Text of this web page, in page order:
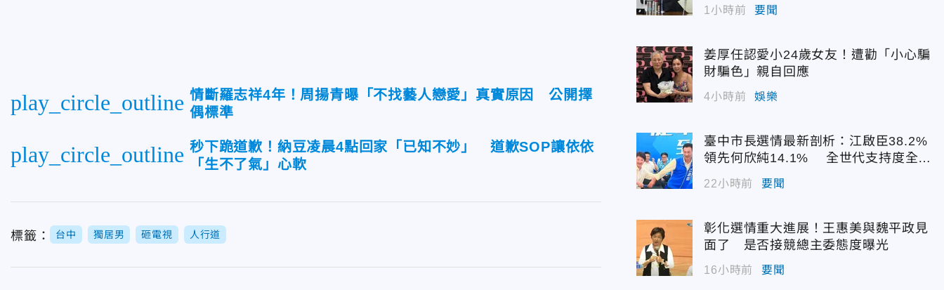
play_circle_outline 情斷羅志祥4年！周揚青曝「不找藝人戀愛」真實原因 公開擇
偶標準
play_circle_outline 秒下跪道歉！納豆凌晨4點回家「已知不妙」 道歉SOP讓依依
「生不了氣」心軟
標籤： 台中 獨居男 砸電視 人行道
1小時前 要聞
姜厚任認愛小24歲女友！遭勸「小心騙
財騙色」親自回應
4小時前 娛樂
臺中市長選情最新剖析：江啟臣38.2%
領先何欣純14.1% 全世代支持度全面
居首
22小時前 要聞
彰化選情重大進展！王惠美與魏平政見
面了 是否接競總主委態度曝光
16小時前 要聞